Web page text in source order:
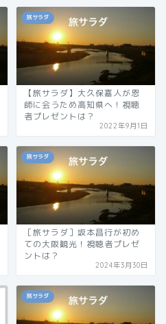
旅サラダ
【旅サラダ】大久保嘉人が恩
師に会うため高知県へ！視聴
者プレゼントは？
2022年9月1日
旅サラダ
［旅サラダ］坂本昌行が初め
ての大阪観光！視聴者プレゼ
ントは？
2024年3月30日
旅サラダ